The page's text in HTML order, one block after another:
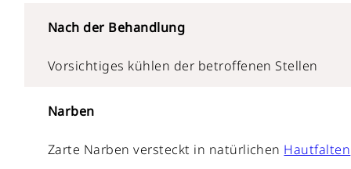
Nach der Behandlung
Vorsichtiges kühlen der betroffenen Stellen
Narben
Zarte Narben versteckt in natürlichen Hautfalten